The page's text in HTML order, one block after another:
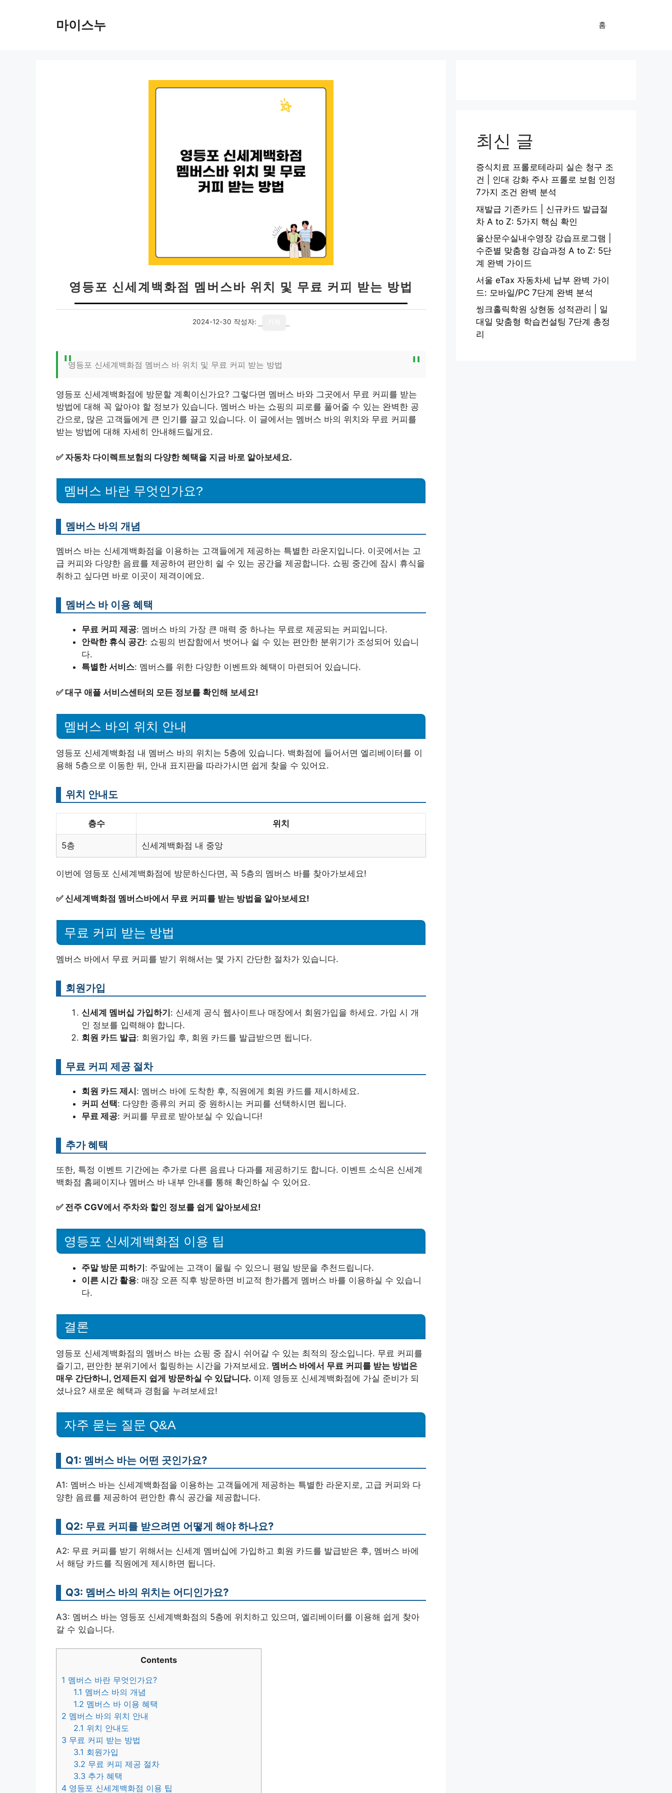
마이스누 홈
영등포 신세계백화점 멤버스바 위치 및 무료 커피 받는 방법
2024-12-30 작성자:
영등포 신세계백화점 멤버스 바 위치 및 무료 커피 받는 방법
영등포 신세계백화점에 방문할 계획이신가요? 그렇다면 멤버스 바와 그곳에서 무료 커피를 받는
방법에 대해 꼭 알아야 할 정보가 있습니다. 멤버스 바는 쇼핑의 피로를 풀어줄 수 있는 완벽한 공
간으로, 많은 고객들에게 큰 인기를 끌고 있습니다. 이 글에서는 멤버스 바의 위치와 무료 커피를
받는 방법에 대해 자세히 안내해드릴게요.
✅ 자동차 다이렉트보험의 다양한 혜택을 지금 바로 알아보세요.
멤버스 바란 무엇인가요?
멤버스 바의 개념
멤버스 바는 신세계백화점을 이용하는 고객들에게 제공하는 특별한 라운지입니다. 이곳에서는 고
급 커피와 다양한 음료를 제공하여 편안히 쉴 수 있는 공간을 제공합니다. 쇼핑 중간에 잠시 휴식을
취하고 싶다면 바로 이곳이 제격이에요.
멤버스 바 이용 혜택
무료 커피 제공: 멤버스 바의 가장 큰 매력 중 하나는 무료로 제공되는 커피입니다.
안락한 휴식 공간: 쇼핑의 번잡함에서 벗어나 쉴 수 있는 편안한 분위기가 조성되어 있습니
다.
특별한 서비스: 멤버스를 위한 다양한 이벤트와 혜택이 마련되어 있습니다.
✅대구 애플 서비스센터의 모든 정보를 확인해 보세요!
멤버스 바의 위치 안내
영등포 신세계백화점 내 멤버스 바의 위치는 5층에 있습니다. 백화점에 들어서면 엘리베이터를 이
용해 5층으로 이동한 뒤, 안내 표지판을 따라가시면 쉽게 찾을 수 있어요.
위치 안내도
층수 위치
5층 신세계백화점 내 중앙
이번에 영등포 신세계백화점에 방문하신다면, 꼭 5층의 멤버스 바를 찾아가보세요!
✅신세계백화점 멤버스바에서 무료 커피를 받는 방법을 알아보세요!
무료 커피 받는 방법
멤버스 바에서 무료 커피를 받기 위해서는 몇 가지 간단한 절차가 있습니다.
회원가입
신세계 멤버십 가입하기: 신세계 공식 웹사이트나 매장에서 회원가입을 하세요. 가입 시 개
인 정보를 입력해야 합니다.
회원 카드 발급: 회원가입 후, 회원 카드를 발급받으면 됩니다.
무료 커피 제공 절차
회원 카드 제시: 멤버스 바에 도착한 후, 직원에게 회원 카드를 제시하세요.
커피 선택: 다양한 종류의 커피 중 원하시는 커피를 선택하시면 됩니다.
무료 제공: 커피를 무료로 받아보실 수 있습니다!
추가 혜택
또한, 특정 이벤트 기간에는 추가로 다른 음료나 다과를 제공하기도 합니다. 이벤트 소식은 신세계
백화점 홈페이지나 멤버스 바 내부 안내를 통해 확인하실 수 있어요.
✅ 전주 CGV에서 주차와 할인 정보를 쉽게 알아보세요!
영등포 신세계백화점 이용 팁
주말 방문 피하기 : 주말에는 고객이 몰릴 수 있으니 평일 방문을 추천드립니다.
이른 시간 활용: 매장 오픈 직후 방문하면 비교적 한가롭게 멤버스 바를 이용하실 수 있습니
다.
결론
영등포 신세계백화점의 멤버스 바는 쇼핑 중 잠시 쉬어갈 수 있는 최적의 장소입니다. 무료 커피를
즐기고, 편안한 분위기에서 힐링하는 시간을 가져보세요. 멤버스 바에서 무료 커피를 받는 방법은
매우 간단하니, 언제든지 쉽게 방문하실 수 있답니다. 이제 영등포 신세계백화점에 가실 준비가 되
셨나요? 새로운 혜택과 경험을 누려보세요!
자주 묻는 질문 Q&A
Q1: 멤버스 바는 어떤 곳인가요?
A1: 멤버스 바는 신세계백화점을 이용하는 고객들에게 제공하는 특별한 라운지로, 고급 커피와 다
양한 음료를 제공하여 편안한 휴식 공간을 제공합니다.
Q2: 무료 커피를 받으려면 어떻게 해야 하나요?
A2: 무료 커피를 받기 위해서는 신세계 멤버십에 가입하고 회원 카드를 발급받은 후, 멤버스 바에
서 해당 카드를 직원에게 제시하면 됩니다.
Q3: 멤버스 바의 위치는 어디인가요?
A3: 멤버스 바는 영등포 신세계백화점의 5층에 위치하고 있으며, 엘리베이터를 이용해 쉽게 찾아
갈 수 있습니다.
Contents
1 멤버스 바란 무엇인가요?
1.1 멤버스 바의 개념
1.2 멤버스 바 이용 혜택
2 멤버스 바의 위치 안내
2.1 위치 안내도
3 무료 커피 받는 방법
3.1 회원가입
3.2 무료 커피 제공 절차
3.3 추가 혜택
4 영등포 신세계백화점 이용 팁
최신 글
증식치료 프롤로테라피 실손 청구 조
건 | 인대 강화 주사 프롤로 보험 인정
7가지 조건 완벽 분석
재발급 기존카드 | 신규카드 발급절
차 A to Z: 5가지 핵심 확인
울산문수실내수영장 강습프로그램 |
수준별 맞춤형 강습과정 A to Z: 5단
계 완벽 가이드
서울 eTax 자동차세 납부 완벽 가이
드: 모바일/PC 7단계 완벽 분석
씽크홀릭학원 상현동 성적관리 | 일
대일 맞춤형 학습컨설팅 7단계 총정
리